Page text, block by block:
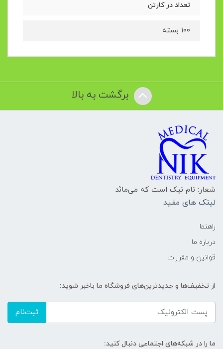
تعداد در کارتن
۱۰۰ بسته
برگشت به بالا
شعار: نام نیک است که می‌مانَد
لینک های مفید
راهنما
درباره ما
قوانین و مقررات
از تخفیف‌ها و جدیدترین‌های فروشگاه ما باخبر شوید:
ثبت‌نام
ما را در شبکه‌های اجتماعی دنبال کنید: